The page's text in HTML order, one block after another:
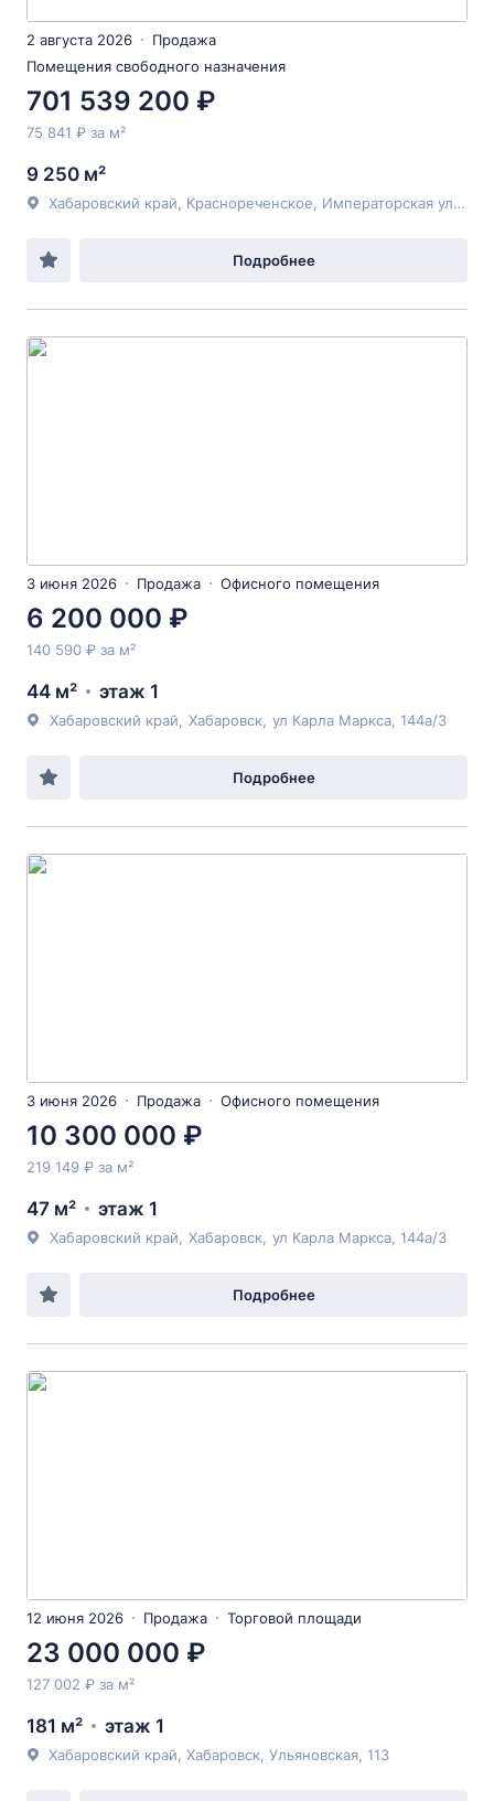
2 августа 2026
Продажа
Помещения свободного назначения
701 539 200 ₽
75 841 ₽ за м²
9 250 м²
Хабаровский край, Краснореченское, Императорская улица, 5
Подробнее
3 июня 2026 Продажа Офисного помещения
6 200 000 ₽
140 590 ₽ за м²
44 м² этаж 1
Хабаровский край Хабаровск ул Карла Маркса , 144а/3
Подробнее
3 июня 2026 Продажа Офисного помещения
10 300 000 ₽
219 149 ₽ за м²
47 м² этаж 1
Хабаровский край Хабаровск ул Карла Маркса , 144а/3
Подробнее
12 июня 2026 Продажа Торговой площади
23 000 000 ₽
127 002 ₽ за м²
181 м² этаж 1
Хабаровский край, Хабаровск, Ульяновская, 113